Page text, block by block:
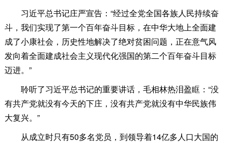
习近平总书记庄严宣告：“经过全党全国各族人民持续奋
斗，我们实现了第一个百年奋斗目标，在中华大地上全面建
成了小康社会，历史性地解决了绝对贫困问题，正在意气风
发向着全面建成社会主义现代化强国的第二个百年奋斗目标
迈进。”
聆听了习近平总书记的重要讲话，毛相林热泪盈眶：“没
有共产党就没有今天的下庄，没有共产党就没有中华民族伟
大复兴。”
从成立时只有50多名党员，到领导着14亿多人口大国的